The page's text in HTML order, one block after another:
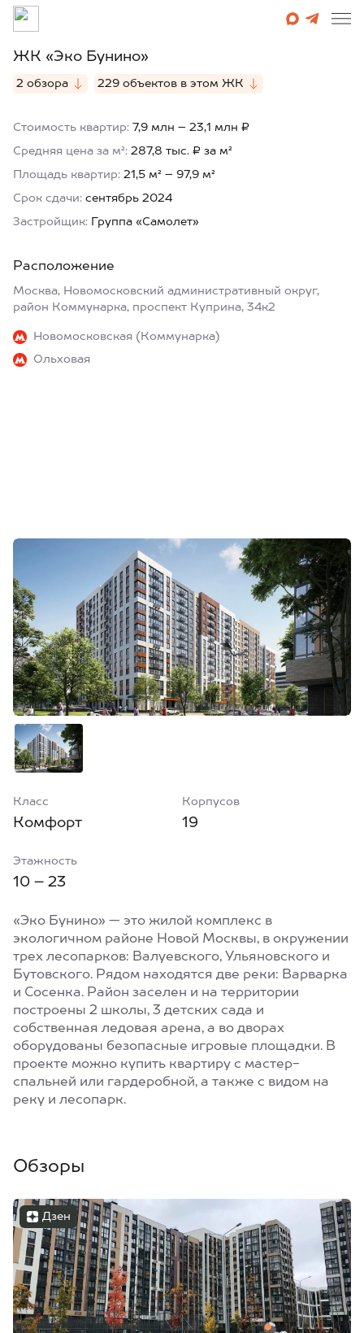
ЖК «Эко Бунино»
2 обзора 229 объектов в этом ЖК
Стоимость квартир: 7,9 млн – 23,1 млн ₽
Средняя цена за м²: 287,8 тыс. ₽ за м²
Площадь квартир: 21,5 м² – 97,9 м²
Срок сдачи: сентябрь 2024
Застройщик: Группа «Самолет»
Расположение
Москва, Новомосковский административный округ,
район Коммунарка, проспект Куприна, 34к2
Новомосковская (Коммунарка)
Ольховая
Класс
Комфорт
Корпусов
19
Этажность
10 – 23
«Эко Бунино» — это жилой комплекс в
экологичном районе Новой Москвы, в окружении
трех лесопарков: Валуевского, Ульяновского и
Бутовского. Рядом находятся две реки: Варварка
и Сосенка. Район заселен и на территории
построены 2 школы, 3 детских сада и
собственная ледовая арена, а во дворах
оборудованы безопасные игровые площадки. В
проекте можно купить квартиру с мастер-
спальней или гардеробной, а также с видом на
реку и лесопарк.
Обзоры
Дзен